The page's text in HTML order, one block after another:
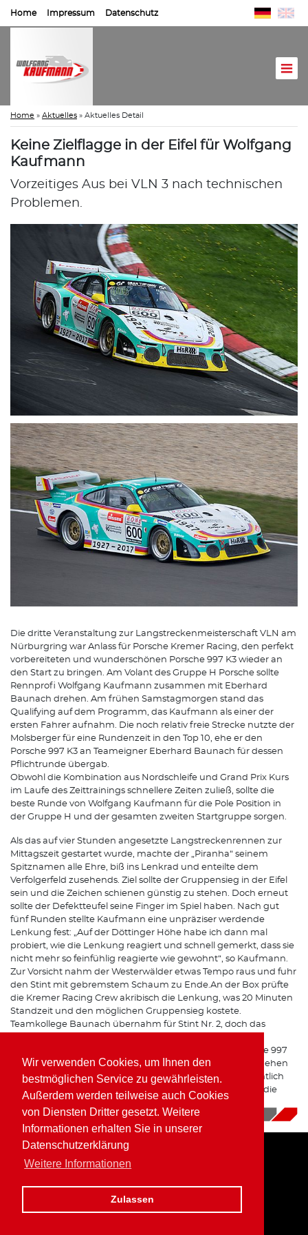
Wir verwenden Cookies, um Ihnen den
bestmöglichen Service zu gewährleisten.
Außerdem werden teilweise auch Cookies
von Diensten Dritter gesetzt. Weitere
Informationen erhalten Sie in unserer
Datenschutzerklärung
Weitere Informationen
Zulassen
Home Impressum Datenschutz
Home » Aktuelles » Aktuelles Detail
Keine Zielflagge in der Eifel für Wolfgang
Kaufmann
Vorzeitiges Aus bei VLN 3 nach technischen
Problemen.
Die dritte Veranstaltung zur Langstreckenmeisterschaft VLN am
Nürburgring war Anlass für Porsche Kremer Racing, den perfekt
vorbereiteten und wunderschönen Porsche 997 K3 wieder an
den Start zu bringen. Am Volant des Gruppe H Porsche sollte
Rennprofi Wolfgang Kaufmann zusammen mit Eberhard
Baunach drehen. Am frühen Samstagmorgen stand das
Qualifying auf dem Programm, das Kaufmann als einer der
ersten Fahrer aufnahm. Die noch relativ freie Strecke nutzte der
Molsberger für eine Rundenzeit in den Top 10, ehe er den
Porsche 997 K3 an Teameigner Eberhard Baunach für dessen
Pflichtrunde übergab.
Obwohl die Kombination aus Nordschleife und Grand Prix Kurs
im Laufe des Zeittrainings schnellere Zeiten zuließ, sollte die
beste Runde von Wolfgang Kaufmann für die Pole Position in
der Gruppe H und der gesamten zweiten Startgruppe sorgen.
Als das auf vier Stunden angesetzte Langstreckenrennen zur
Mittagszeit gestartet wurde, machte der „Piranha“ seinem
Spitznamen alle Ehre, biß ins Lenkrad und enteilte dem
Verfolgerfeld zusehends. Ziel sollte der Gruppensieg in der Eifel
sein und die Zeichen schienen günstig zu stehen. Doch erneut
sollte der Defektteufel seine Finger im Spiel haben. Nach gut
fünf Runden stellte Kaufmann eine unpräziser werdende
Lenkung fest: „Auf der Döttinger Höhe habe ich dann mal
probiert, wie die Lenkung reagiert und schnell gemerkt, dass sie
nicht mehr so feinfühlig reagierte wie gewohnt“, so Kaufmann.
Zur Vorsicht nahm der Westerwälder etwas Tempo raus und fuhr
den Stint mit gebremstem Schaum zu Ende.An der Box prüfte
die Kremer Racing Crew akribisch die Lenkung, was 20 Minuten
Standzeit und den möglichen Gruppensieg kostete.
Teamkollege Baunach übernahm für Stint Nr. 2, doch das
Sicherheitsgründen entschied sich das Team, den Porsche 997
K3 aus dem Rennen zurück zu ziehen. „In zwei Wochen gehen
wir bei VLN 4 wieder an den Start und können uns hoffentlich
endlich mal einen Siegerkranz abholen“, gab Kaufmann die
28.06.2018
Home Impressum